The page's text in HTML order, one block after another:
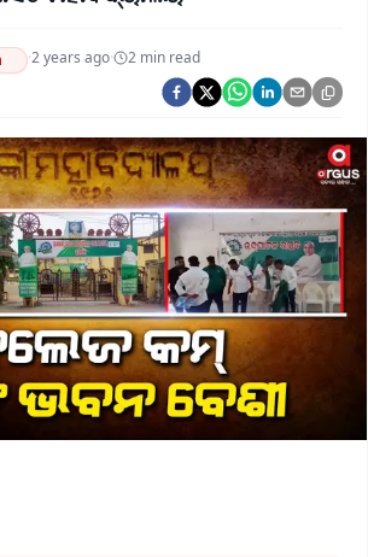
Argus Chalo Dekhein Apna Desh
·2 years ago· 2 min read